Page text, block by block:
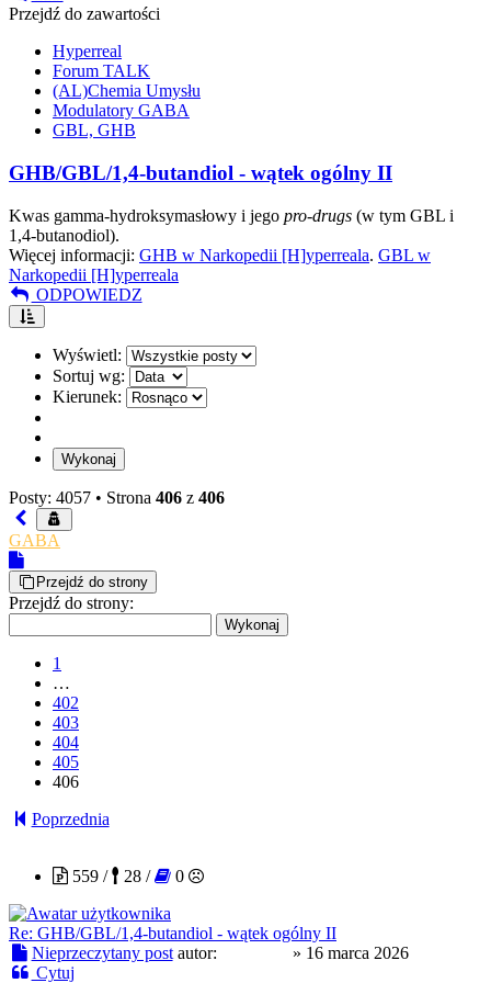
Przejdź do zawartości
Hyperreal
Forum TALK
(AL)Chemia Umysłu
Modulatory GABA
GBL, GHB
GHB/GBL/1,4-butandiol - wątek ogólny II
Kwas gamma-hydroksymasłowy i jego pro-drugs (w tym GBL i
1,4-butanodiol).
Więcej informacji: GHB w Narkopedii [H]yperreala. GBL w
Narkopedii [H]yperreala
ODPOWIEDZ
Wyświetl:
Sortuj wg:
Kierunek:
Posty: 4057 • Strona 406 z 406
GABA
Przejdź do strony
Przejdź do strony:
1
…
402
403
404
405
406
Poprzednia
559 /
28 / 0
Re: GHB/GBL/1,4-butandiol - wątek ogólny II
Nieprzeczytany post autor: » 16 marca 2026
Cytuj